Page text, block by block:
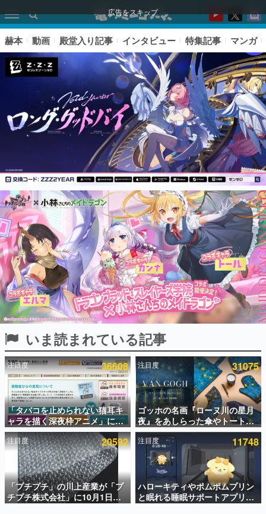
広告をスキップ
ピックアップ
電ファミのいま読まれている記事ランキング
アプリセール情報
インタビュー
連載・特集一覧
殿堂入り記事
SNS拡散数が数千以上！ ページビュー数万以上！ などな
ど。多くの人々に読まれた、電ファミ渾身の“殿堂入り”記
事をまとめました。
ゲームの企画書
名作ゲームクリエイターの方々に製作時のエピソードをお
聞きし、ヒットする企画（ゲーム）とは何か？を探ってい
きます。
赫本
この物語を解いてはいけない。『赫本』は、〈試験問題〉
の形をした短編ホラー小説集です。
新世代に訊く
これからのデジタルゲーム市場を担う若きクリエイター達
の姿を追い、彼らのルーツと情熱を探っていきます。
赫本 動画 殿堂入り記事 インタビュー 特集記事 マンガ
いま読まれている記事
注目度 36608
「タバコを止められない猫耳キ
ャラを描く深夜枠アニメ」に視
聴者の一部から批判意見。違法
薬物の使用と思わしき描写も含
めて、BPOが議論を交わす
注目度 31075
ゴッホの名画『ローヌ川の星月
夜』をあしらった傘やトートバ
ッグなどが登場。8月7日21時よ
り2日間限定で予約販売
注目度 20592
「プチプチ」の川上産業が「プ
チプチ株式会社」に10月1日よ
り社名変更へ。創業58年で初め
注目度 11748
ハローキティやポムポムプリン
と眠れる睡眠サポートアプリ
『ゆめたび』が配信中。キャラ